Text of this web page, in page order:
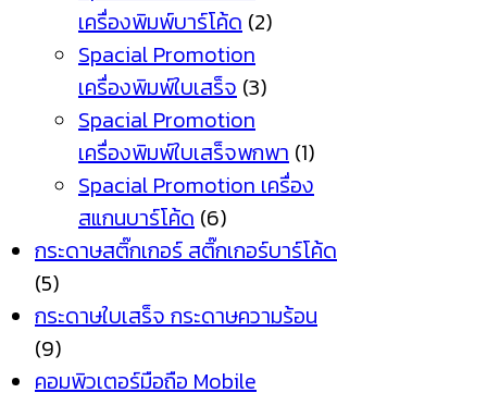
เครื่องพิมพ์บาร์โค้ด (2)
Spacial Promotion
เครื่องพิมพ์ใบเสร็จ (3)
Spacial Promotion
เครื่องพิมพ์ใบเสร็จพกพา (1)
Spacial Promotion เครื่อง
สแกนบาร์โค้ด (6)
กระดาษสติ๊กเกอร์ สติ๊กเกอร์บาร์โค้ด
(5)
กระดาษใบเสร็จ กระดาษความร้อน
(9)
คอมพิวเตอร์มือถือ Mobile